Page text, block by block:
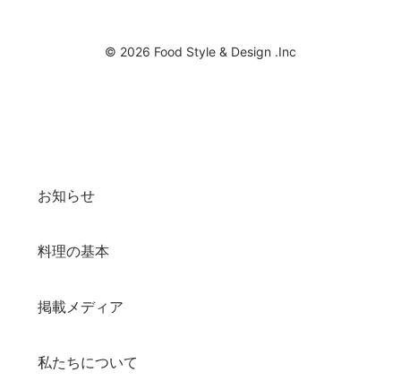
© 2026 Food Style & Design .Inc
お知らせ
料理の基本
掲載メディア
私たちについて